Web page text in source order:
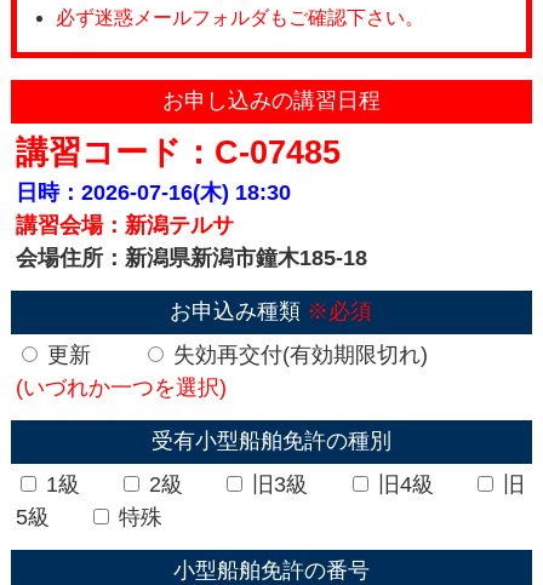
必ず迷惑メールフォルダもご確認下さい。
お申し込みの講習日程
講習コード：C-07485
日時：2026-07-16(木) 18:30
講習会場：新潟テルサ
会場住所：新潟県新潟市鐘木185-18
お申込み種類 ※必須
更新
失効再交付(有効期限切れ)
(いづれか一つを選択)
受有小型船舶免許の種別
1級
2級 旧3級 旧4級
旧
5級
特殊
小型船舶免許の番号